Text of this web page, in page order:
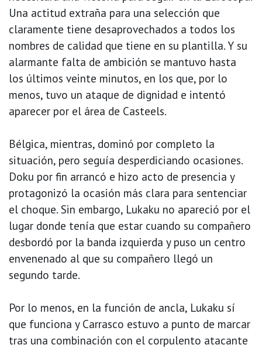
Una actitud extraña para una selección que
claramente tiene desaprovechados a todos los
nombres de calidad que tiene en su plantilla. Y su
alarmante falta de ambición se mantuvo hasta
los últimos veinte minutos, en los que, por lo
menos, tuvo un ataque de dignidad e intentó
aparecer por el área de Casteels.
Bélgica, mientras, dominó por completo la
situación, pero seguía desperdiciando ocasiones.
Doku por fin arrancó e hizo acto de presencia y
protagonizó la ocasión más clara para sentenciar
el choque. Sin embargo, Lukaku no apareció por el
lugar donde tenía que estar cuando su compañero
desbordó por la banda izquierda y puso un centro
envenenado al que su compañero llegó un
segundo tarde.
Por lo menos, en la función de ancla, Lukaku sí
que funciona y Carrasco estuvo a punto de marcar
tras una combinación con el corpulento atacante